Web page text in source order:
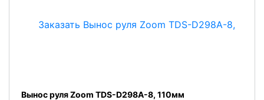
Вынос руля Zoom TDS-D298A-8, 110мм